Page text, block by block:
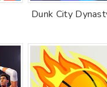
Dunk City